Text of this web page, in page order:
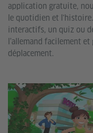
application gratuite,
le quotidien et
interactifs, un quiz ou
l’allemand facilement
déplacement.